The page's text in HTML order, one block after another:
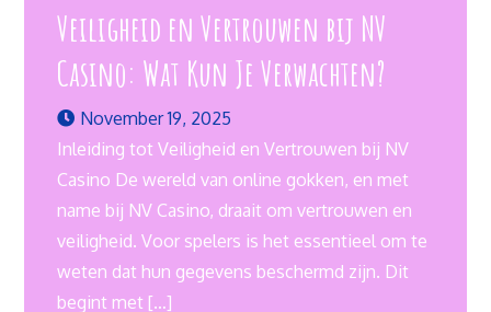
Veiligheid en Vertrouwen bij NV
Casino: Wat Kun Je Verwachten?
November 19, 2025
Inleiding tot Veiligheid en Vertrouwen bij NV
Casino De wereld van online gokken, en met
name bij NV Casino, draait om vertrouwen en
veiligheid. Voor spelers is het essentieel om te
weten dat hun gegevens beschermd zijn. Dit
begint met […]